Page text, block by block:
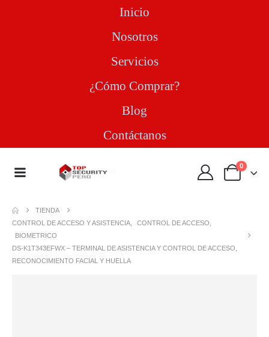
Inicio
Nosotros
Servicios
¿Cómo Comprar?
Blog
Contáctanos
0
TIENDA
CONTROL DE ACCESO Y ASISTENCIA
CONTROL DE ACCESO
BIOMETRICO
DS-K1T343EFWX – TERMINAL DE ASISTENCIA Y CONTROL DE ACCESO,
RECONOCIMIENTO FACIAL Y HUELLA